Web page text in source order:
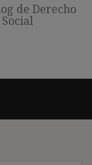
de Derecho